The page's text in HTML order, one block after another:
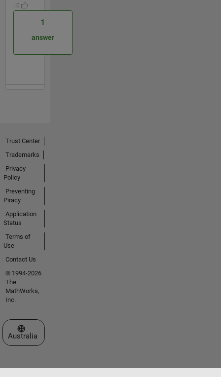
| 0
1
answer
Trust Center
Trademarks
Privacy
Policy
Preventing
Piracy
Application
Status
Terms of
Use
Contact Us
© 1994-2026
The
MathWorks,
Inc.
Select a Web Site
Australia